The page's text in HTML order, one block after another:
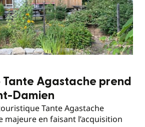
Tante Agastache prend
Damien
Tante Agastache
en faisant l’acquisition